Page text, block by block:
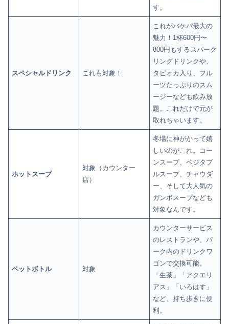
す。
スペシャルドリンク これも対象！
これがバケパ最大の
魅力！1杯600円〜
800円もするスパーク
リングドリンクや、
タピオカ入り、フル
ーツたっぷりのスム
ージーなども飲み放
題。これだけで元が
取れちゃいます。
ホットスープ
対象（カウンター
店）
冬場に神がかって嬉
しいのがこれ。コー
ンスープ、ベジタブ
ルスープ、チャウダ
ー、そして大人気の
ガンボスープなども
対象なんです。
ペットボトル 対象
カウンターサービス
のレストランや、パ
ーク内のドリンクワ
ゴンで交換可能。
「生茶」「アクエリ
アス」「いろはす」
など、持ち歩きに便
利。